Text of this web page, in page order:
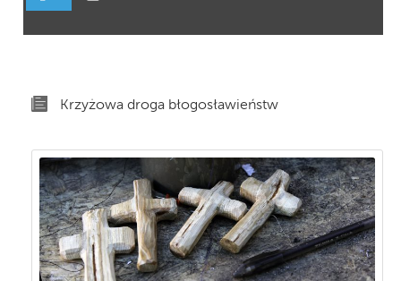
Krzyżowa droga błogosławieństw